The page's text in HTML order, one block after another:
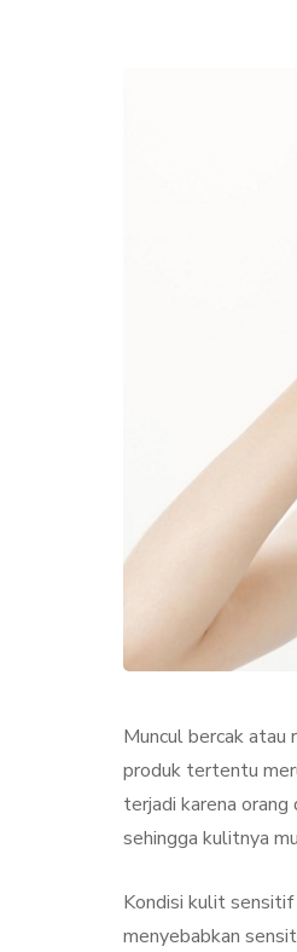
Muncul bercak atau
produk tertentu
terjadi karena
sehingga kulitnya
Kondisi kulit sensitif
menyebabkan